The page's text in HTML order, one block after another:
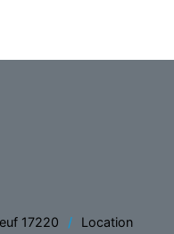
17220
Location